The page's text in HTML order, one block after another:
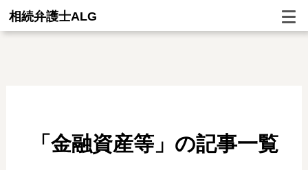
相続弁護士ALG
「金融資産等」の記事一覧